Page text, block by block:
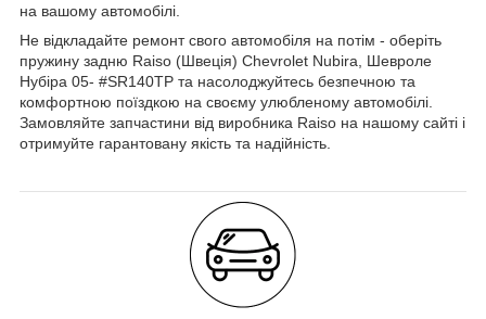
на вашому автомобілі.
Не відкладайте ремонт свого автомобіля на потім - оберіть
пружину задню Raiso (Швеція) Chevrolet Nubira, Шевроле
Нубіра 05- #SR140TP та насолоджуйтесь безпечною та
комфортною поїздкою на своєму улюбленому автомобілі.
Замовляйте запчастини від виробника Raiso на нашому сайті і
отримуйте гарантовану якість та надійність.